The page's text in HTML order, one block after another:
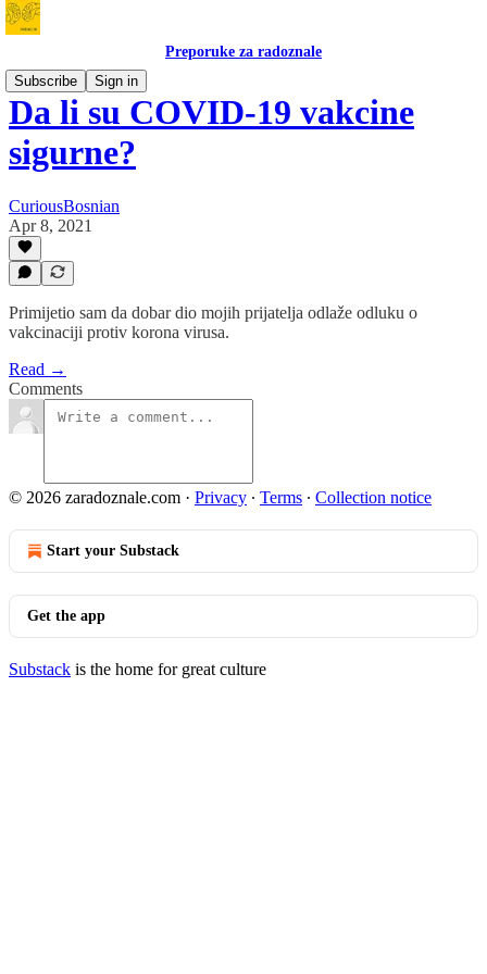
Preporuke za radoznale
Subscribe
Sign in
Da li su COVID-19 vakcine
sigurne?
CuriousBosnian
Apr 8, 2021
Primijetio sam da dobar dio mojih prijatelja odlaže odluku o
vakcinaciji protiv korona virusa.
Read →
Comments
© 2026 zaradoznale.com · Privacy ∙ Terms ∙ Collection notice
Start your Substack
Get the app
Substack is the home for great culture